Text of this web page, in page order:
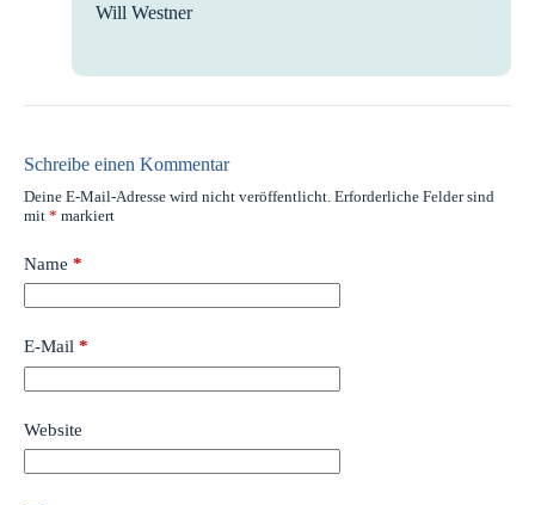
Will Westner
Schreibe einen Kommentar
Deine E-Mail-Adresse wird nicht veröffentlicht. Erforderliche Felder sind
mit * markiert
Name *
E-Mail *
Website